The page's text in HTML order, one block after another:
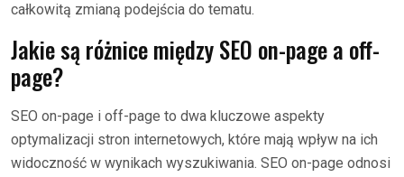
całkowitą zmianą podejścia do tematu.
Jakie są różnice między SEO on-page a off-
page?
SEO on-page i off-page to dwa kluczowe aspekty
optymalizacji stron internetowych, które mają wpływ na ich
widoczność w wynikach wyszukiwania. SEO on-page odnosi